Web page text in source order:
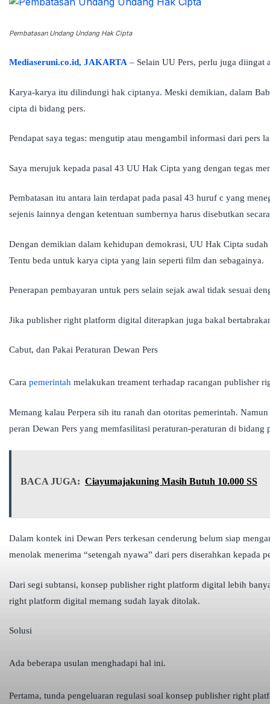
Pembatasan Undang Undang Hak Cipta
Mediaseruni.co.id, JAKARTA – Selain UU Pers, perlu juga
Karya-karya itu dilindungi hak ciptanya. Meski demikian, dalam
cipta di bidang pers.
Pendapat saya tegas: mengutip atau mengambil informasi dari pers
Saya merujuk kepada pasal 43 UU Hak Cipta yang dengan tegas
Pembatasan itu antara lain terdapat pada pasal 43 huruf c yang
sejenis lainnya dengan ketentuan sumbernya harus disebutkan
Dengan demikian dalam kehidupan demokrasi, UU Hak Cipta
Tentu beda untuk karya cipta yang lain seperti film dan sebagainya.
Penerapan pembayaran untuk pers selain sejak awal tidak sesuai
Jika publisher right platform digital diterapkan juga bakal
Cabut, dan Pakai Peraturan Dewan Pers
Cara pemerintah melakukan treament terhadap racangan publisher
Memang kalau Perpera sih itu ranah dan otoritas pemerintah.
peran Dewan Pers yang memfasilitasi peraturan-peraturan di bidang
BACA JUGA: Ciayumajakuning Masih Butuh 10.000 SS
Dalam kontek ini Dewan Pers terkesan cenderung belum siap
menolak menerima “setengah nyawa” dari pers diserahkan kepada
Dari segi subtansi, konsep publisher right platform digital lebih
right platform digital memang sudah layak ditolak.
Solusi
Ada beberapa usulan menghadapi hal ini.
Pertama, tunda pengeluaran regulasi soal konsep publisher right